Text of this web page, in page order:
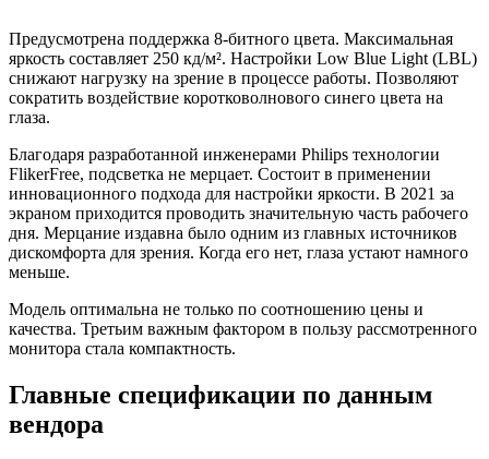
Предусмотрена поддержка 8-битного цвета. Максимальная
яркость составляет 250 кд/м². Настройки Low Blue Light (LBL)
снижают нагрузку на зрение в процессе работы. Позволяют
сократить воздействие коротковолнового синего цвета на
глаза.
Благодаря разработанной инженерами Philips технологии
FlikerFree, подсветка не мерцает. Состоит в применении
инновационного подхода для настройки яркости. В 2021 за
экраном приходится проводить значительную часть рабочего
дня. Мерцание издавна было одним из главных источников
дискомфорта для зрения. Когда его нет, глаза устают намного
меньше.
Модель оптимальна не только по соотношению цены и
качества. Третьим важным фактором в пользу рассмотренного
монитора стала компактность.
Главные спецификации по данным
вендора